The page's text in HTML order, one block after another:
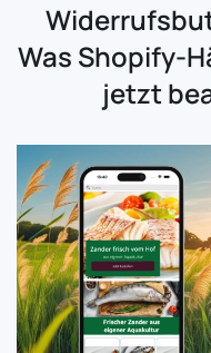
Was Shopify-
jetzt